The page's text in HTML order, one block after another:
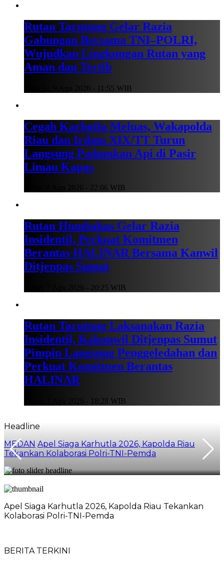
Rutan Tarutung Gelar Razia
Gabungan Bersama TNI–POLRI,
Wujudkan Lingkungan Rutan yang
Aman dan Tertib
Minggu, 9 Agu 2026 - 11:55 WIB
Cegah Karhutla Meluas, Wakapolda
Riau dan Irdam XIX/TT Turun
Langsung Padamkan Api di Pasir
Limau Kapas
Sabtu, 8 Agu 2026 - 22:06 WIB
Rutan Humbahas Gelar Razia
Insidentil, Perkuat Komitmen
Berantas HALINAR Bersama Kanwil
Ditjenpas Sumut
Jumat, 7 Agu 2026 - 20:25 WIB
Rutan Tarutung Laksanakan Razia
Insidentil, Kakanwil Ditjenpas Sumut
Pimpin Langsung Penggeledahan dan
Perkuat Komitmen Berantas
HALINAR
Jumat, 7 Agu 2026 - 18:28 WIB
Headline
MEDAN Apel Siaga Karhutla 2026, Kapolda Riau
Tekankan Kolaborasi Polri-TNI-Pemda
Apel Siaga Karhutla 2026, Kapolda Riau Tekankan
Kolaborasi Polri-TNI-Pemda
BERITA TERKINI